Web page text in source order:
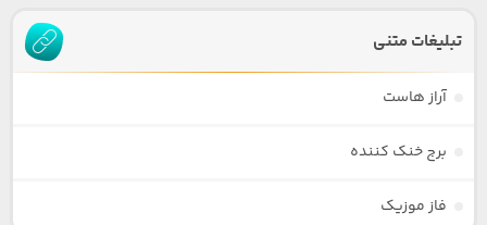
تبلیغات متنی
آراز هاست
برج خنک کننده
فاز موزیک